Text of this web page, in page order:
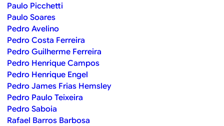
Paulo Picchetti
Paulo Soares
Pedro Avelino
Pedro Costa Ferreira
Pedro Guilherme Ferreira
Pedro Henrique Campos
Pedro Henrique Engel
Pedro James Frias Hemsley
Pedro Paulo Teixeira
Pedro Saboia
Rafael Barros Barbosa